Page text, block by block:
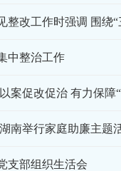
中整治工作
南举行家庭助廉主题
支部组织生活会